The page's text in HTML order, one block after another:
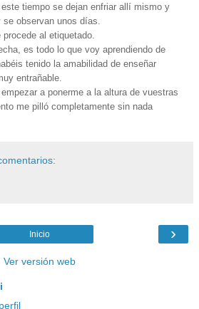
tiempo se dejan enfriar allí mismo y
se observan unos días.
al etiquetado.
es todo lo que voy aprendiendo de
tenido la amabilidad de enseñar
entrañable.
a ponerme a la altura de vuestras
me pilló completamente sin nada
›
Inicio
Ver versión web